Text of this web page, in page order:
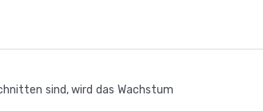
sind, wird das Wachstum